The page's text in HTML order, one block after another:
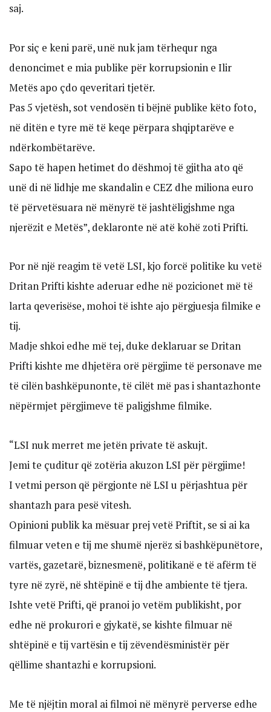
saj.
Por siç e keni parë, unë nuk jam tërhequr nga
denoncimet e mia publike për korrupsionin e Ilir
Metës apo çdo qeveritari tjetër.
Pas 5 vjetësh, sot vendosën ti bëjnë publike këto foto,
në ditën e tyre më të keqe përpara shqiptarëve e
ndërkombëtarëve.
Sapo të hapen hetimet do dëshmoj të gjitha ato që
unë di në lidhje me skandalin e CEZ dhe miliona euro
të përvetësuara në mënyrë të jashtëligjshme nga
njerëzit e Metës”, deklaronte në atë kohë zoti Prifti.
Por në një reagim të vetë LSI, kjo forcë politike ku vetë
Dritan Prifti kishte aderuar edhe në pozicionet më të
larta qeverisëse, mohoi të ishte ajo përgjuesja filmike e
tij.
Madje shkoi edhe më tej, duke deklaruar se Dritan
Prifti kishte me dhjetëra orë përgjime të personave me
të cilën bashkëpunonte, të cilët më pas i shantazhonte
nëpërmjet përgjimeve të paligjshme filmike.
“LSI nuk merret me jetën private të askujt.
Jemi te çuditur që zotëria akuzon LSI për përgjime!
I vetmi person që përgjonte në LSI u përjashtua për
shantazh para pesë vitesh.
Opinioni publik ka mësuar prej vetë Priftit, se si ai ka
filmuar veten e tij me shumë njerëz si bashkëpunëtore,
vartës, gazetarë, biznesmenë, politikanë e të afërm të
tyre në zyrë, në shtëpinë e tij dhe ambiente të tjera.
Ishte vetë Prifti, që pranoi jo vetëm publikisht, por
edhe në prokurori e gjykatë, se kishte filmuar në
shtëpinë e tij vartësin e tij zëvendësministër për
qëllime shantazhi e korrupsioni.
Me të njëjtin moral ai filmoi në mënyrë perverse edhe